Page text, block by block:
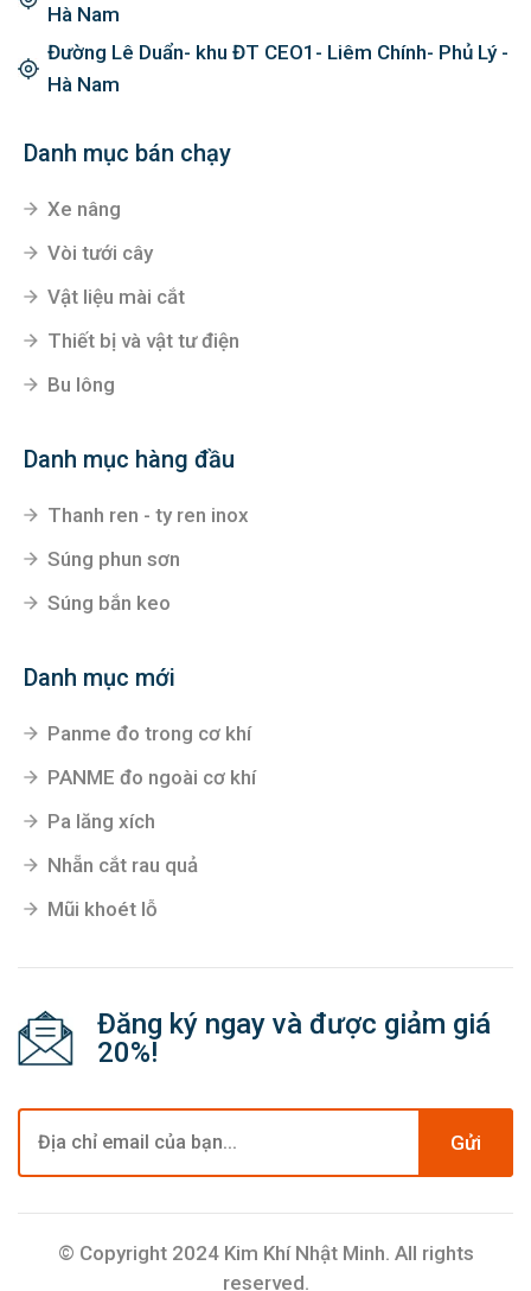
Hà Nam
Đường Lê Duẩn- khu ĐT CEO1- Liêm Chính- Phủ Lý -
Hà Nam
Danh mục bán chạy
Xe nâng
Vòi tưới cây
Vật liệu mài cắt
Thiết bị và vật tư điện
Bu lông
Danh mục hàng đầu
Thanh ren - ty ren inox
Súng phun sơn
Súng bắn keo
Danh mục mới
Panme đo trong cơ khí
PANME đo ngoài cơ khí
Pa lăng xích
Nhẵn cắt rau quả
Mũi khoét lỗ
Đăng ký ngay và được giảm giá
20%!
Gửi
© Copyright 2024 Kim Khí Nhật Minh. All rights
reserved.